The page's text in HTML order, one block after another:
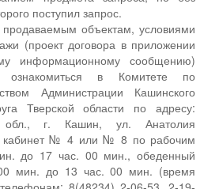
поступил запрос.
объектам, условиями
(проект договора в приложении
сообщению)
ознакомиться в Комитете по
Администрации Кашинского
Тверской области по адресу:
обл., г. Кашин, ул. Анатолия
кабинет № 4 или № 8 по рабочим
до 17 час. 00 мин., обеденный
мин. до 13 час. 00 мин. (время